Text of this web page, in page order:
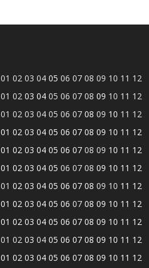
01 02 03 04 05 06 07 08 09 10 11 12
01 02 03 04 05 06 07 08 09 10 11 12
01 02 03 04 05 06 07 08 09 10 11 12
01 02 03 04 05 06 07 08 09 10 11 12
01 02 03 04 05 06 07 08 09 10 11 12
01 02 03 04 05 06 07 08 09 10 11 12
01 02 03 04 05 06 07 08 09 10 11 12
01 02 03 04 05 06 07 08 09 10 11 12
01 02 03 04 05 06 07 08 09 10 11 12
01 02 03 04 05 06 07 08 09 10 11 12
01 02 03 04 05 06 07 08 09 10 11 12